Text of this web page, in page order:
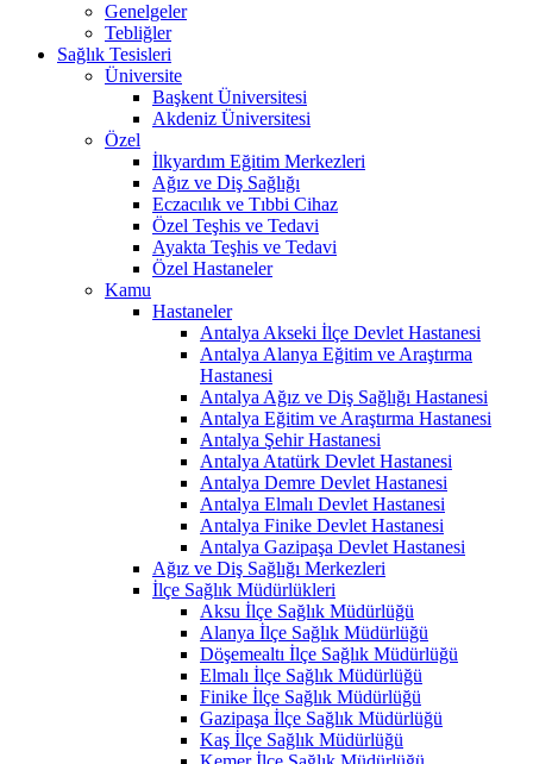
Genelgeler
Tebliğler
Sağlık Tesisleri
Üniversite
Başkent Üniversitesi
Akdeniz Üniversitesi
Özel
İlkyardım Eğitim Merkezleri
Ağız ve Diş Sağlığı
Eczacılık ve Tıbbi Cihaz
Özel Teşhis ve Tedavi
Ayakta Teşhis ve Tedavi
Özel Hastaneler
Kamu
Hastaneler
Antalya Akseki İlçe Devlet Hastanesi
Antalya Alanya Eğitim ve Araştırma
Hastanesi
Antalya Ağız ve Diş Sağlığı Hastanesi
Antalya Eğitim ve Araştırma Hastanesi
Antalya Şehir Hastanesi
Antalya Atatürk Devlet Hastanesi
Antalya Demre Devlet Hastanesi
Antalya Elmalı Devlet Hastanesi
Antalya Finike Devlet Hastanesi
Antalya Gazipaşa Devlet Hastanesi
Ağız ve Diş Sağlığı Merkezleri
İlçe Sağlık Müdürlükleri
Aksu İlçe Sağlık Müdürlüğü
Alanya İlçe Sağlık Müdürlüğü
Döşemealtı İlçe Sağlık Müdürlüğü
Elmalı İlçe Sağlık Müdürlüğü
Finike İlçe Sağlık Müdürlüğü
Gazipaşa İlçe Sağlık Müdürlüğü
Kaş İlçe Sağlık Müdürlüğü